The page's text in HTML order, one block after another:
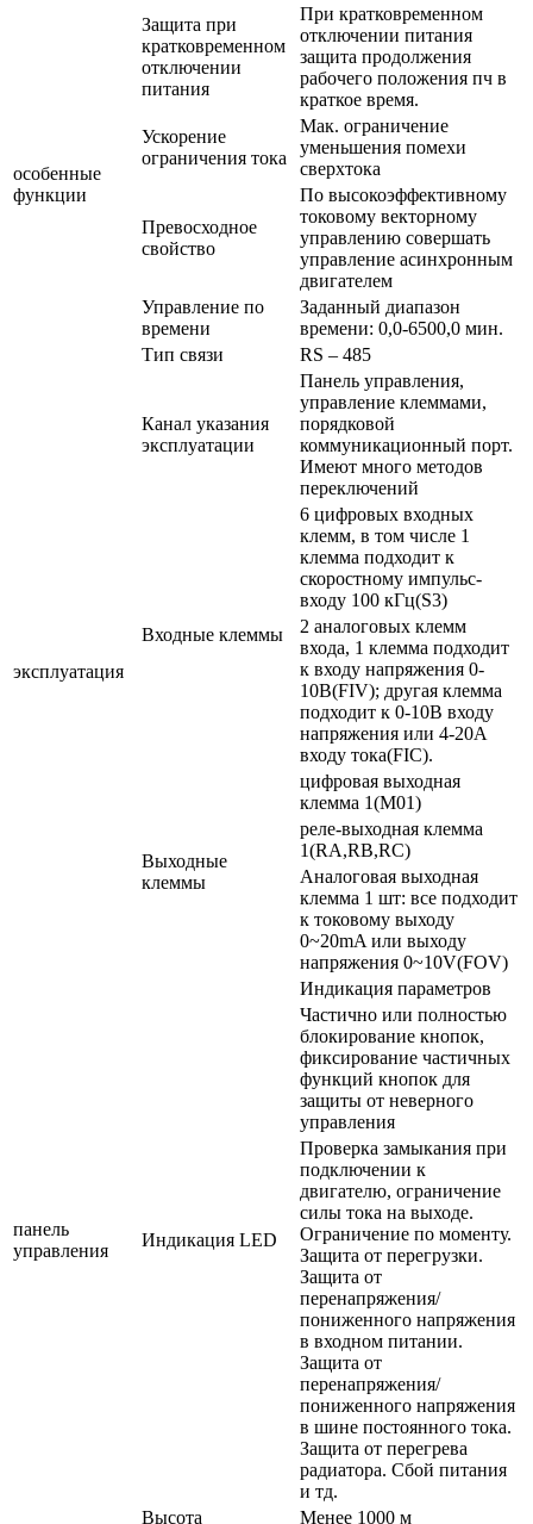
особенные
функции
Защита при
кратковременном
отключении
питания
При кратковременном
отключении питания
защита продолжения
рабочего положения пч в
краткое время.
Ускорение
ограничения тока
Мак. ограничение
уменьшения помехи
сверхтока
Превосходное
свойство
По высокоэффективному
токовому векторному
управлению совершать
управление асинхронным
двигателем
Управление по
времени
Заданный диапазон
времени: 0,0-6500,0 мин.
Тип связи
RS – 485
эксплуатация
Канал указания
эксплуатации
Панель управления,
управление клеммами,
порядковой
коммуникационный порт.
Имеют много методов
переключений
Входные клеммы
6 цифровых входных
клемм, в том числе 1
клемма подходит к
скоростному импульс-
входу 100 кГц(S3)
2 аналоговых клемм
входа, 1 клемма подходит
к входу напряжения 0-
10В(FIV); другая клемма
подходит к 0-10В входу
напряжения или 4-20А
входу тока(FIC).
Выходные
клеммы
цифровая выходная
клемма 1(M01)
реле-выходная клемма
1(RA,RB,RC)
Аналоговая выходная
клемма 1 шт: все подходит
к токовому выходу
0~20mA или выходу
напряжения 0~10V(FOV)
панель
управления
Индикация LED
Индикация параметров
Частично или полностью
блокирование кнопок,
фиксирование частичных
функций кнопок для
защиты от неверного
управления
Проверка замыкания при
подключении к
двигателю, ограничение
силы тока на выходе.
Ограничение по моменту.
Защита от перегрузки.
Защита от
перенапряжения/
пониженного напряжения
в входном питании.
Защита от
перенапряжения/
пониженного напряжения
в шине постоянного тока.
Защита от перегрева
радиатора. Сбой питания
и тд.
Высота
Менее 1000 м